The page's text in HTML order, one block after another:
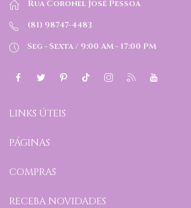
Rua Coronel José Pessoa
(81) 98747-4483
Seg - Sexta / 9:00 AM - 17:00 PM
LINKS ÚTEIS
PÁGINAS
COMPRAS
RECEBA NOVIDADES